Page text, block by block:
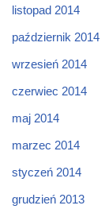
listopad 2014
październik 2014
wrzesień 2014
czerwiec 2014
maj 2014
marzec 2014
styczeń 2014
grudzień 2013